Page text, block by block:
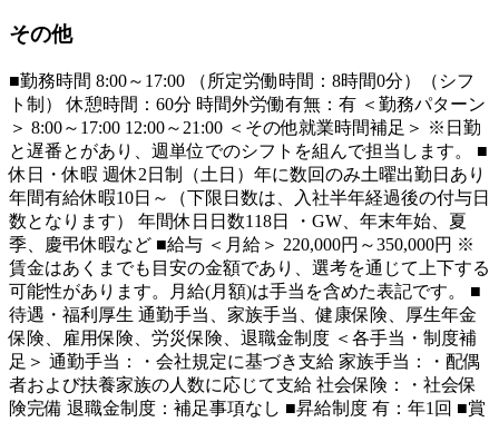
その他
■勤務時間 8:00～17:00 （所定労働時間：8時間0分）（シフ
ト制） 休憩時間：60分 時間外労働有無：有 ＜勤務パターン
＞ 8:00～17:00 12:00～21:00 ＜その他就業時間補足＞ ※日勤
と遅番とがあり、週単位でのシフトを組んで担当します。 ■
休日・休暇 週休2日制（土日）年に数回のみ土曜出勤日あり
年間有給休暇10日～（下限日数は、入社半年経過後の付与日
数となります） 年間休日日数118日 ・GW、年末年始、夏
季、慶弔休暇など ■給与 ＜月給＞ 220,000円～350,000円 ※
賃金はあくまでも目安の金額であり、選考を通じて上下する
可能性があります。月給(月額)は手当を含めた表記です。 ■
待遇・福利厚生 通勤手当、家族手当、健康保険、厚生年金
保険、雇用保険、労災保険、退職金制度 ＜各手当・制度補
足＞ 通勤手当：・会社規定に基づき支給 家族手当：・配偶
者および扶養家族の人数に応じて支給 社会保険：・社会保
険完備 退職金制度：補足事項なし ■昇給制度 有：年1回 ■賞